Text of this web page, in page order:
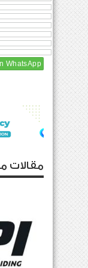
WhatsApp
مقالات